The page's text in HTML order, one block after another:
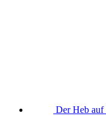
Der Heb auf